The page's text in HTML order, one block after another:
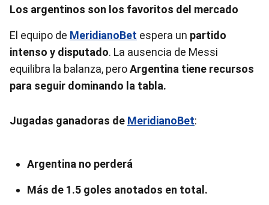
Los argentinos son los favoritos del mercado
El equipo de MeridianoBet espera un partido
intenso y disputado. La ausencia de Messi
equilibra la balanza, peroArgentina tiene recursos
para seguir dominando la tabla.
Jugadas ganadoras de MeridianoBet:
Argentina no perderá
Más de 1.5 goles anotados en total.